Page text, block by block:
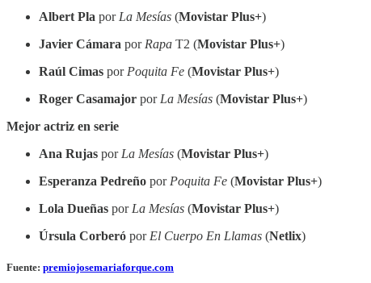
Albert Pla por La Mesías (Movistar Plus+)
Javier Cámara por Rapa T2 (Movistar Plus+)
Raúl Cimas por Poquita Fe (Movistar Plus+)
Roger Casamajor por La Mesías (Movistar Plus+)
Mejor actriz en serie
Ana Rujas por La Mesías (Movistar Plus+)
Esperanza Pedreño por Poquita Fe (Movistar Plus+)
Lola Dueñas por La Mesías (Movistar Plus+)
Úrsula Corberó por El Cuerpo En Llamas (Netlix)
Fuente: premiojosemariaforque.com